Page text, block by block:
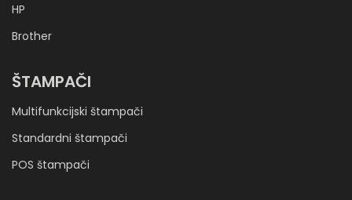
HP
Brother
ŠTAMPAČI
Multifunkcijski štampači
Standardni štampači
POS štampači